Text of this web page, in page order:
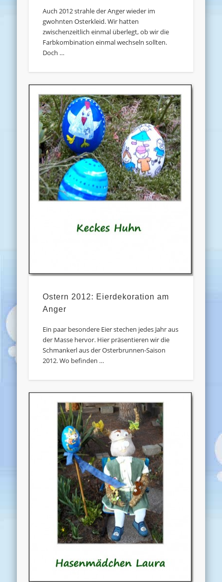
Auch 2012 strahle der Anger wieder im
gwohnten Osterkleid. Wir hatten
zwischenzeitlich einmal überlegt, ob wir die
Farbkombination einmal wechseln sollten.
Doch …
Ostern 2012: Eierdekoration am
Anger
Ein paar besondere Eier stechen jedes Jahr aus
der Masse hervor. Hier präsentieren wir die
Schmankerl aus der Osterbrunnen-Saison
2012. Wo befinden …